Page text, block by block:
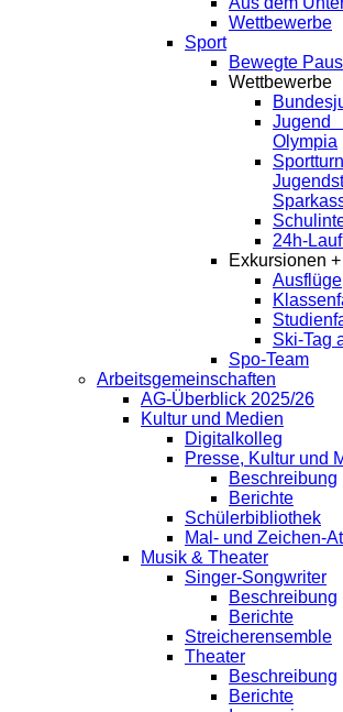
Wettbewerbe
Sport
Bewegte
Wettbewerbe
Olympia
24h-
Exkursionen
Ausflüge
Ski-Tag
Spo-Team
Arbeitsgemeinschaften
AG-Überblick 2025/26
Kultur und Medien
Digitalkolleg
Presse, Kultur und
Beschreibung
Berichte
Schülerbibliothek
Mal- und Zeichen-
Musik & Theater
Singer-Songwriter
Beschreibung
Berichte
Streicherensemble
Theater
Beschreibung
Berichte